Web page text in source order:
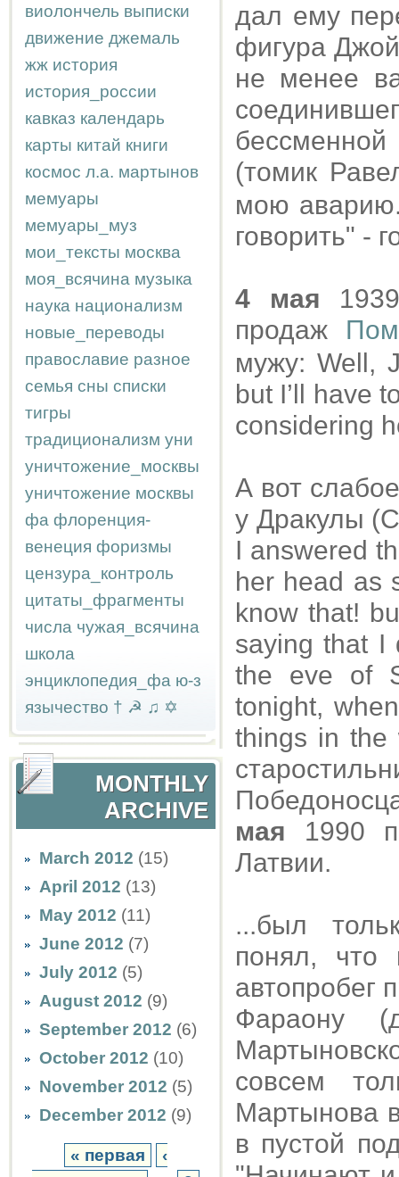
виолончель выписки
движение джемаль
жж история
история_россии
кавказ календарь
карты китай книги
космос л.а. мартынов
мемуары
мемуары_муз
мои_тексты москва
моя_всячина музыка
наука национализм
новые_переводы
православие разное
семья сны списки
тигры
традиционализм уни
уничтожение_москвы
уничтожение москвы
фа флоренция-
венеция форизмы
цензура_контроль
цитаты_фрагменты
числа чужая_всячина
школа
энциклопедия_фа ю-з
язычество † ☭ ♫ ✡
MONTHLY
ARCHIVE
March 2012 (15)
April 2012 (13)
May 2012 (11)
June 2012 (7)
July 2012 (5)
August 2012 (9)
September 2012 (6)
October 2012 (10)
November 2012 (5)
December 2012 (9)
« первая
‹
дал ему
фигура
не менее
(томик
мою
говорить" -
4 мая
продаж
мужу: Well,
but I’ll have
considering
А вот
у Дракулы
I answered
her head as
know that!
saying that I
the eve of
tonight,
things in the
мая 1990
Латвии.
...был
понял, что
автопробег
Фараону
совсем
Мартынова
в пустой